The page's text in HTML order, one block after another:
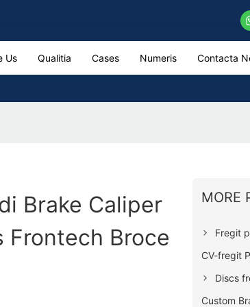
Us Qualitia Cases Numeris Contacta
Brake Caliper
Frontech Broce
MORE
Fregit
CV-fregit
Discs
Custom